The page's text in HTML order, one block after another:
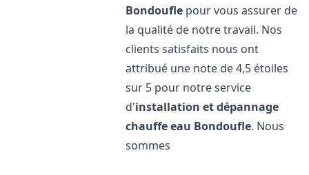
Bondoufle pour vous assurer de
la qualité de notre travail. Nos
clients satisfaits nous ont
attribué une note de 4,5 étoiles
sur 5 pour notre service
d'installation et dépannage
chauffe eau Bondoufle. Nous
sommes